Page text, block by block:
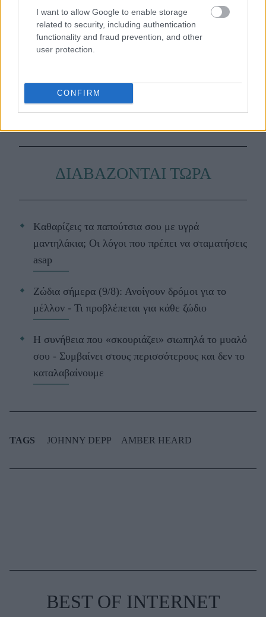
I want to allow Google to enable storage
related to security, including authentication
functionality and fraud prevention, and other
user protection.
CONFIRM
Μάθε τώρα όλα τα νέα για τα
αγαπημένα σου διάσημα πρόσωπα.
ΔΙΑΒΑΖΟΝΤΑΙ ΤΩΡΑ
Kαθαρίζεις τα παπούτσια σου με υγρά
μαντηλάκια; Οι λόγοι που πρέπει να σταματήσεις
asap
Ζώδια σήμερα (9/8): Ανοίγουν δρόμοι για το
μέλλον - Τι προβλέπεται για κάθε ζώδιο
Η συνήθεια που «σκουριάζει» σιωπηλά το μυαλό
σου - Συμβαίνει στους περισσότερους και δεν το
καταλαβαίνουμε
TAGS JOHNNY DEPP AMBER HEARD
BEST OF INTERNET